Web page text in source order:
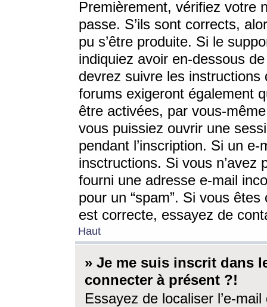
Premièrement, vérifiez votre
passe. S’ils sont corrects,
pu s’être produite. Si le
indiquiez avoir en-dessous
devrez suivre les
forums exigeront également
être activées, par vous-
vous puissiez ouvrir une
pendant l’inscription. Si un
insctructions. Si vous n’avez
fourni une adresse e-mail
pour un “spam”. Si vous
est correcte, essayez de
Haut
» Je me suis inscrit dans
connecter à présent ?!
Essayez de localiser l’e-